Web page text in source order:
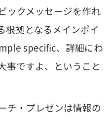
ックメッセージを作れ
根拠となるメインポイ
specific、詳細にわ
事ですよ、ということ
チ・プレゼンは情報の